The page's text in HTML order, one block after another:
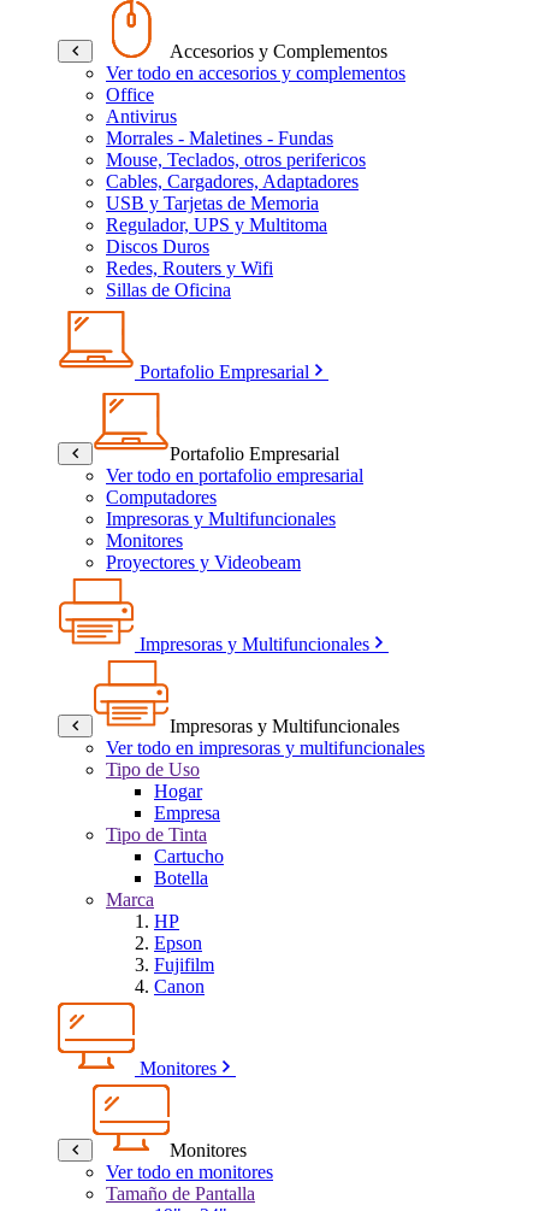
Accesorios y Complementos
Ver todo en accesorios y complementos
Office
Antivirus
Morrales - Maletines - Fundas
Mouse, Teclados, otros perifericos
Cables, Cargadores, Adaptadores
USB y Tarjetas de Memoria
Regulador, UPS y Multitoma
Discos Duros
Redes, Routers y Wifi
Sillas de Oficina
Portafolio Empresarial
Portafolio Empresarial
Ver todo en portafolio empresarial
Computadores
Impresoras y Multifuncionales
Monitores
Proyectores y Videobeam
Impresoras y Multifuncionales
Impresoras y Multifuncionales
Ver todo en impresoras y multifuncionales
Tipo de Uso
Hogar
Empresa
Tipo de Tinta
Cartucho
Botella
Marca
HP
Epson
Fujifilm
Canon
Monitores
Monitores
Ver todo en monitores
Tamaño de Pantalla